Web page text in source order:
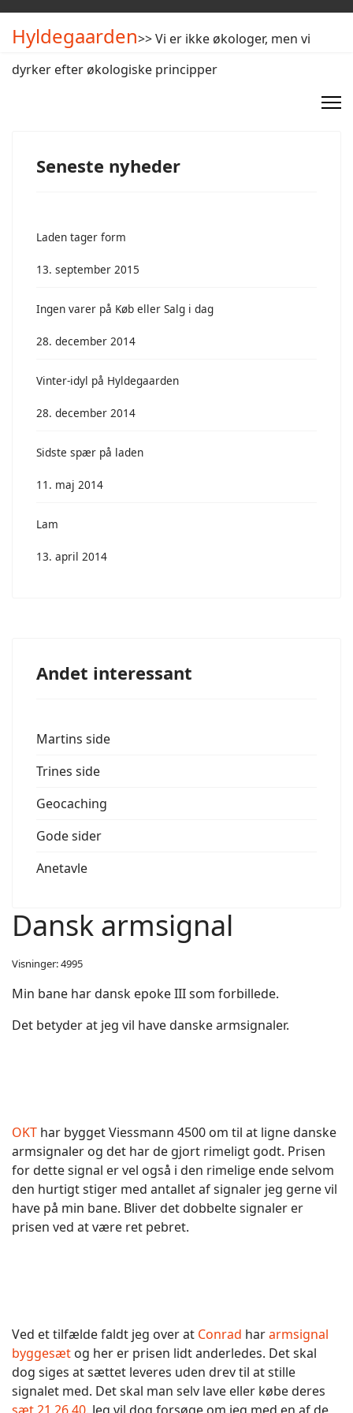
Hyldegaarden>> Vi er ikke økologer, men vi
dyrker efter økologiske principper
Seneste nyheder
Laden tager form
13. september 2015
Ingen varer på Køb eller Salg i dag
28. december 2014
Vinter-idyl på Hyldegaarden
28. december 2014
Sidste spær på laden
11. maj 2014
Lam
13. april 2014
Andet interessant
Martins side
Trines side
Geocaching
Gode sider
Anetavle
Dansk armsignal
Visninger: 4995
Min bane har dansk epoke III som forbillede.
Det betyder at jeg vil have danske armsignaler.
OKT har bygget Viessmann 4500 om til at ligne danske
armsignaler og det har de gjort rimeligt godt. Prisen
for dette signal er vel også i den rimelige ende selvom
den hurtigt stiger med antallet af signaler jeg gerne vil
have på min bane. Bliver det dobbelte signaler er
prisen ved at være ret pebret.
Ved et tilfælde faldt jeg over at Conrad hararmsignal
byggesæt og her er prisen lidt anderledes. Det skal
dog siges at sættet leveres uden drev til at stille
signalet med. Det skal man selv lave eller købe deres